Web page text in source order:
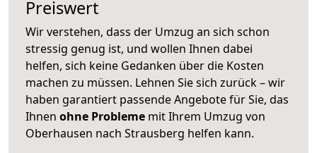
Preiswert
Wir verstehen, dass der Umzug an sich schon
stressig genug ist, und wollen Ihnen dabei
helfen, sich keine Gedanken über die Kosten
machen zu müssen. Lehnen Sie sich zurück – wir
haben garantiert passende Angebote für Sie, das
Ihnen ohne Probleme mit Ihrem Umzug von
Oberhausen nach Strausberg helfen kann.